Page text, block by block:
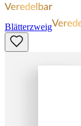
Blätterzweig